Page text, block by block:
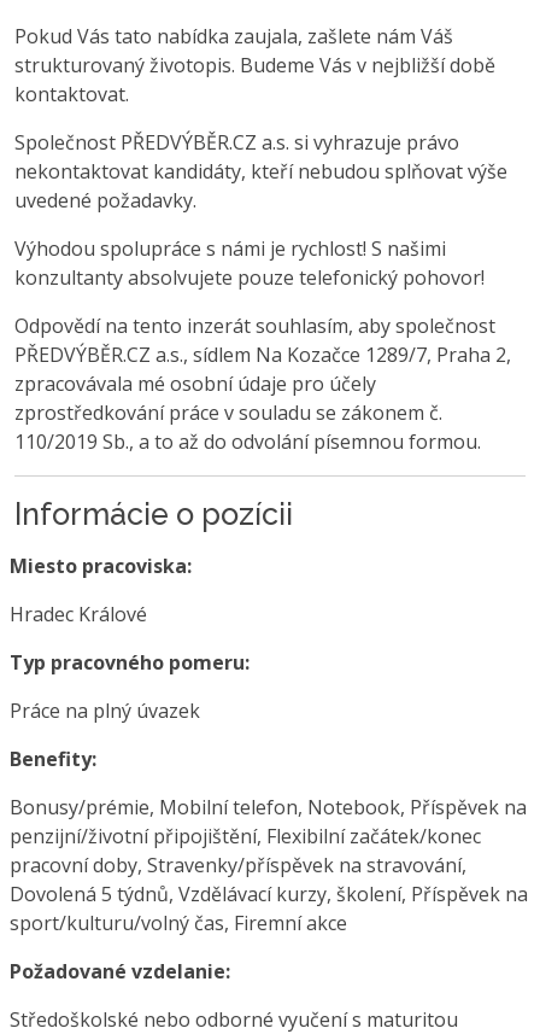
Pokud Vás tato nabídka zaujala, zašlete nám Váš
strukturovaný životopis. Budeme Vás v nejbližší době
kontaktovat.
Společnost PŘEDVÝBĚR.CZ a.s. si vyhrazuje právo
nekontaktovat kandidáty, kteří nebudou splňovat výše
uvedené požadavky.
Výhodou spolupráce s námi je rychlost! S našimi
konzultanty absolvujete pouze telefonický pohovor!
Odpovědí na tento inzerát souhlasím, aby společnost
PŘEDVÝBĚR.CZ a.s., sídlem Na Kozačce 1289/7, Praha 2,
zpracovávala mé osobní údaje pro účely
zprostředkování práce v souladu se zákonem č.
110/2019 Sb., a to až do odvolání písemnou formou.
Informácie o pozícii
Miesto pracoviska:
Hradec Králové
Typ pracovného pomeru:
Práce na plný úvazek
Benefity:
Bonusy/prémie, Mobilní telefon, Notebook, Příspěvek na
penzijní/životní připojištění, Flexibilní začátek/konec
pracovní doby, Stravenky/příspěvek na stravování,
Dovolená 5 týdnů, Vzdělávací kurzy, školení, Příspěvek na
sport/kulturu/volný čas, Firemní akce
Požadované vzdelanie:
Středoškolské nebo odborné vyučení s maturitou